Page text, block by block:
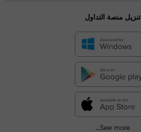
تنزيل منصة التداول
See more...